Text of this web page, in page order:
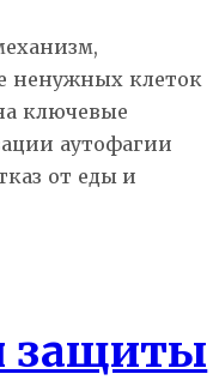
ненужных клеток
ключевые
аутофагии
от еды и
защиты